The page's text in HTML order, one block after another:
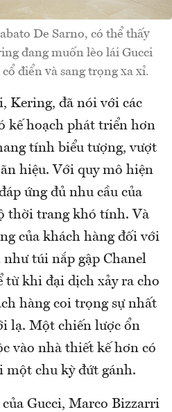
De Sarno, có thể thấy
đang muốn lèo lái Gucci
điển và sang trọng xa xỉ.
Kering, đã nói với các
kế hoạch phát triển hơn
tính biểu tượng, vượt
hiệu. Với quy mô hiện
ứng đủ nhu cầu của
thời trang khó tính. Và
của khách hàng đối với
như túi nắp gập Chanel
từ khi đại dịch xảy ra cho
hàng coi trọng sự nhất
lạ. Một chiến lược ổn
vào nhà thiết kế hơn có
một chu kỳ đứt gánh.
Gucci, Marco Bizzarri